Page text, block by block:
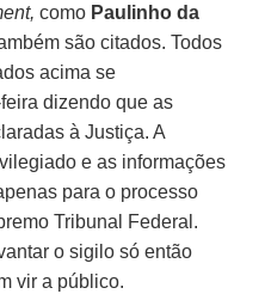
como Paulinho da
são citados. Todos
acima se
dizendo que as
à Justiça. A
e as informações
para o processo
Tribunal Federal.
o sigilo só então
vir a público.